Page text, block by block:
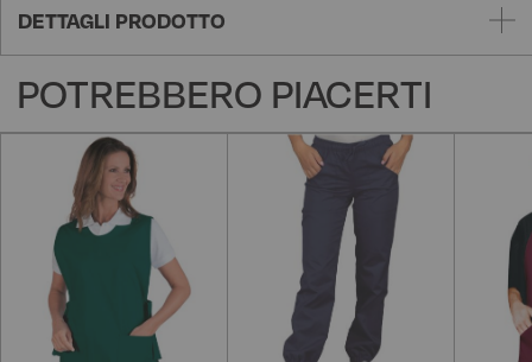
DETTAGLI PRODOTTO
POTREBBERO PIACERTI